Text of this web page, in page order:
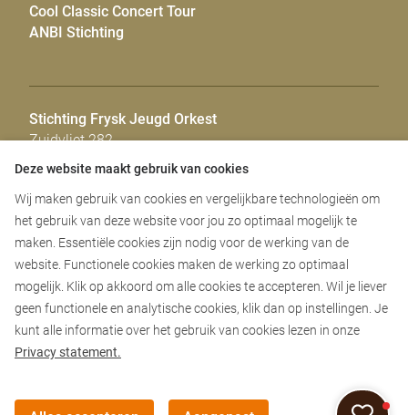
Cool Classic Concert Tour
ANBI Stichting
Stichting Frysk Jeugd Orkest
Zuidvliet 282
8921 ET Leeuwarden
Repetitielocatie
De Fontein Leeuwarden
Goudenregenstraat 77
8922 CP Leeuwarden
Repetitiedagen
Deze website maakt gebruik van cookies
Wij maken gebruik van cookies en vergelijkbare technologieën om
het gebruik van deze website voor jou zo optimaal mogelijk te
maken. Essentiële cookies zijn nodig voor de werking van de
website. Functionele cookies maken de werking zo optimaal
mogelijk. Klik op akkoord om alle cookies te accepteren. Wil je liever
geen functionele en analytische cookies, klik dan op instellingen. Je
kunt alle informatie over het gebruik van cookies lezen in onze
Privacy statement.